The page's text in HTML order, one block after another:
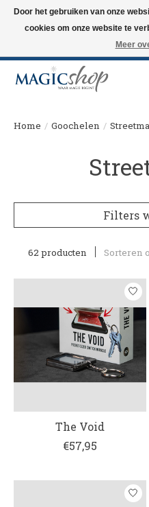
Altijd de nieuwste trucs op voorraad.
Langskomen in onze winkel? Bel of
Home / Goochelen /
Filters
62 producten Sorteren
The Void
€57,95
Door het gebruiken van onze
cookies om onze website te
Meer